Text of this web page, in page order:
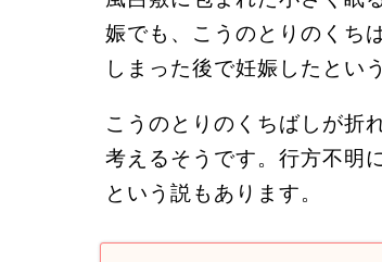
娠でも、こうのとりのくち
しまった後で妊娠したとい
こうのとりのくちばしが折
考えるそうです。行方不明
という説もあります。